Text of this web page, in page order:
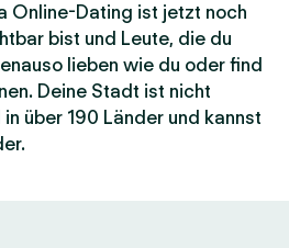
Online-Dating ist jetzt noch
bist und Leute, die du
lieben wie du oder find
Deine Stadt ist nicht
über 190 Länder und kannst